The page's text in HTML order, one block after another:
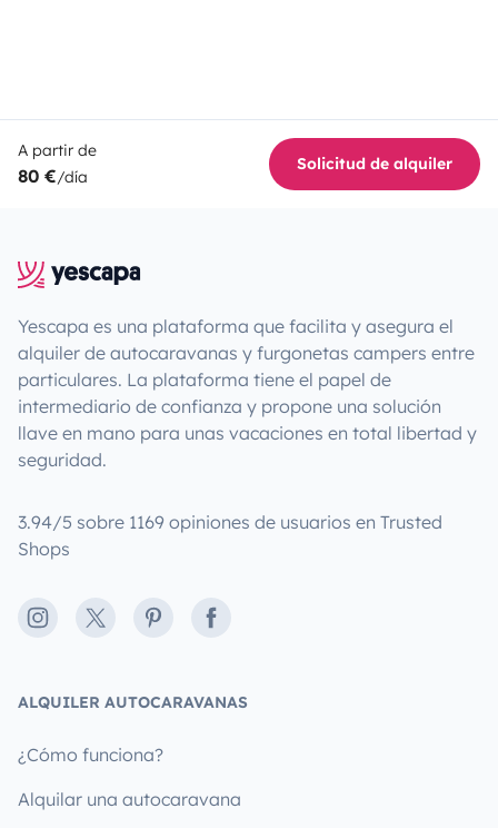
A partir de
80 €/día
Solicitud de alquiler
Yescapa es una plataforma que facilita y asegura el
alquiler de autocaravanas y furgonetas campers entre
particulares. La plataforma tiene el papel de
intermediario de confianza y propone una solución
llave en mano para unas vacaciones en total libertad y
seguridad.
3.94/5 sobre 1169 opiniones de usuarios en Trusted
Shops
Instagram
X PinterestFacebook
ALQUILER AUTOCARAVANAS
¿Cómo funciona?
Alquilar una autocaravana